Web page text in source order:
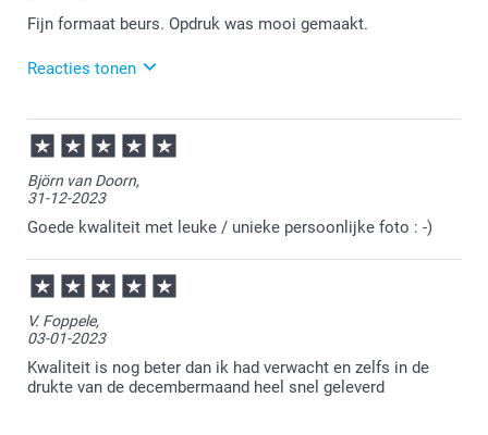
een mail over sturen met een foto van het geen waar
je niet tevreden over bent.
Fijn formaat beurs. Opdruk was mooi gemaakt.
Reacties tonen
09-12-2024
16:09
Heel veel plezier ervan!
Björn van Doorn,
31-12-2023
Goede kwaliteit met leuke / unieke persoonlijke foto : -)
V. Foppele,
03-01-2023
Kwaliteit is nog beter dan ik had verwacht en zelfs in de
drukte van de decembermaand heel snel geleverd